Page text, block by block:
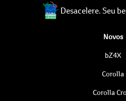
Desacelere. Seu
Novos
bZ4X
Corolla
Corolla